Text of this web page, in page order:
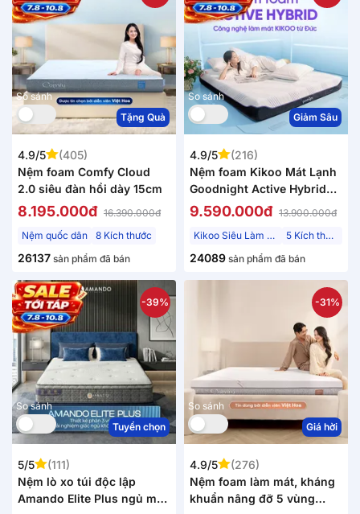
So sánh
Tặng Quà
4.9/5
(405)
Nệm foam Comfy Cloud
2.0 siêu đàn hồi dày 15cm
8.195.000đ 16.390.000đ
Nệm quốc dân
8 Kích thước
26137 sản phẩm đã bán
So sánh
Giảm Sâu
4.9/5
(216)
Nệm foam Kikoo Mát Lạnh
Goodnight Active Hybrid
Từ Đức
9.590.000đ 13.900.000đ
Kikoo Siêu Làm Mát
5 Kích thước
24089 sản phẩm đã bán
So sánh
-39%
Tuyển chọn
5/5
(111)
Nệm lò xo túi độc lập
Amando Elite Plus ngủ mát,
So sánh
-31%
Giá hời
4.9/5
(276)
Nệm foam làm mát, kháng
khuẩn nâng đỡ 5 vùng